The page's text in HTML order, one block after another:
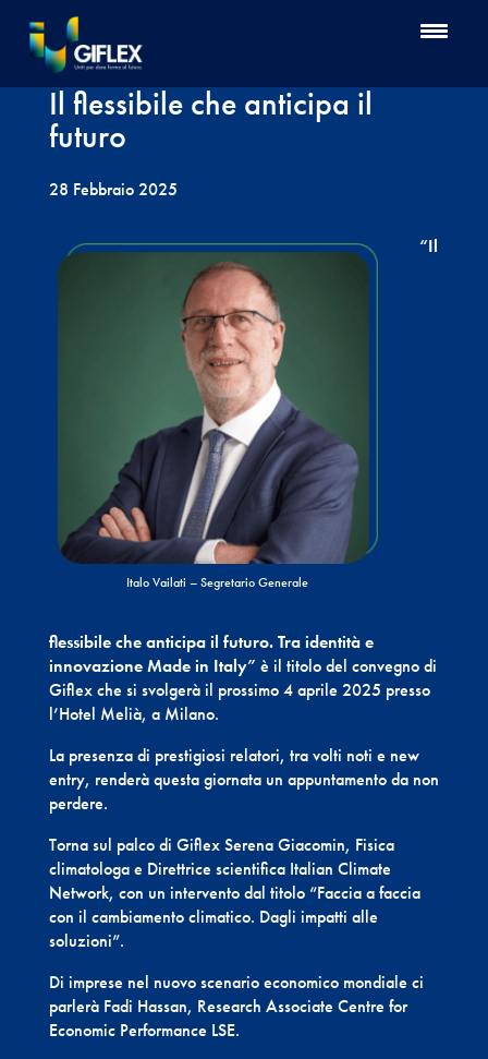
Il flessibile che anticipa il
futuro
28 Febbraio 2025
Italo Vailati – Segretario Generale
“Il
flessibile che anticipa il futuro. Tra identità e
innovazione Made in Italy” è il titolo del convegno di
Giflex che si svolgerà il prossimo 4 aprile 2025 presso
l’Hotel Melià, a Milano.
La presenza di prestigiosi relatori, tra volti noti e new
entry, renderà questa giornata un appuntamento da non
perdere.
Torna sul palco di Giflex Serena Giacomin, Fisica
climatologa e Direttrice scientifica Italian Climate
Network, con un intervento dal titolo “Faccia a faccia
con il cambiamento climatico. Dagli impatti alle
soluzioni”.
Di imprese nel nuovo scenario economico mondiale ci
parlerà Fadi Hassan, Research Associate Centre for
Economic Performance LSE.